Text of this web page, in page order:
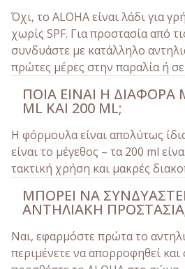
Όχι, το ALOHA είναι λάδι για
χωρίς SPF. Για προστασία από
συνδυάστε με κατάλληλο
πρώτες μέρες στην παραλία ή
ΠΟΙΑ ΕΊΝΑΙ Η ΔΙΑΦΟΡΆ
ML ΚΑΙ 200 ML;
Η φόρμουλα είναι απολύτως
είναι το μέγεθος – τα 200 ml
τακτική χρήση και μακρές
ΜΠΟΡΕΊ ΝΑ
ΑΝΤΗΛΙΑΚΉ
Ναι, εφαρμόστε πρώτα το
περιμένετε να απορροφηθεί και